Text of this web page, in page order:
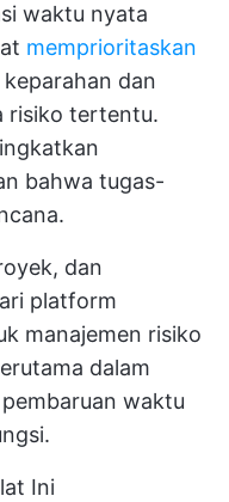
waktu nyata
memprioritaskan
dan
risiko tertentu.
bahwa tugas-
dan
platform
manajemen risiko
dalam
waktu
Ini